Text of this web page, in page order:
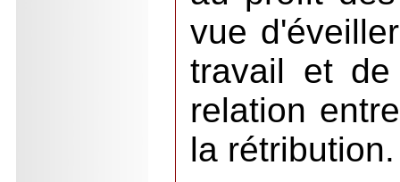
vue
travail et
relation
la rétribution.